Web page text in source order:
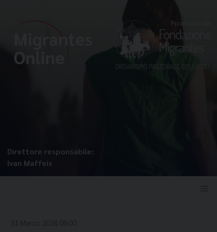
Direttore responsabile:
Ivan Maffeis